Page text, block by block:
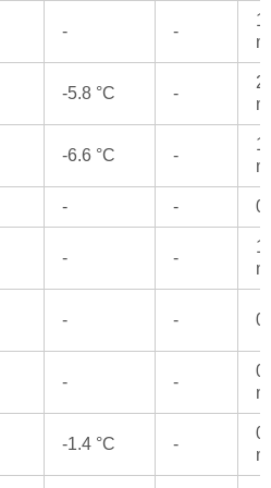
- -
-5.8 °C -
-6.6 °C -
- - 0
- -
- - 0
- -
-1.4 °C -